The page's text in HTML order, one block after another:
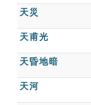
教學應用
貓頭鷹博士
天災
天甫光
天昏地暗
天河